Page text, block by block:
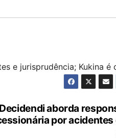
e jurisprudência; Kukina é
aborda
por acidentes